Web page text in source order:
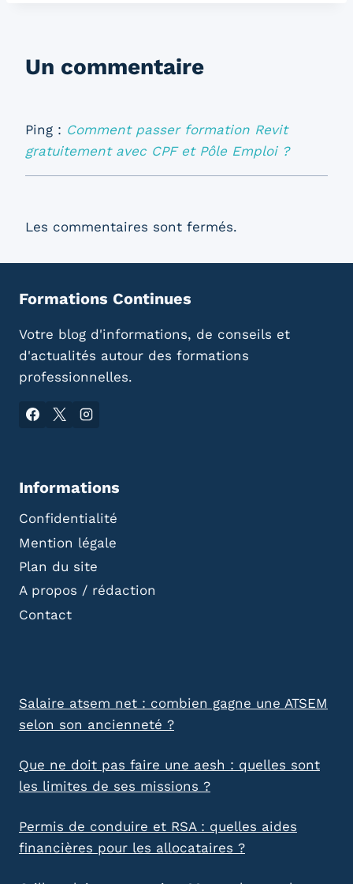
Un commentaire
Ping : Comment passer formation Revit
gratuitement avec CPF et Pôle Emploi ?
Les commentaires sont fermés.
Formations Continues
Votre blog d'informations, de conseils et
d'actualités autour des formations
professionnelles.
Informations
Confidentialité
Mention légale
Plan du site
A propos / rédaction
Contact
Salaire atsem net : combien gagne une ATSEM
selon son ancienneté ?
Que ne doit pas faire une aesh : quelles sont
les limites de ses missions ?
Permis de conduire et RSA : quelles aides
financières pour les allocataires ?